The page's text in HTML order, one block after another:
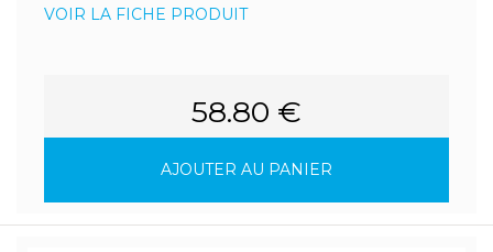
VOIR LA FICHE PRODUIT
58.80 €
AJOUTER AU PANIER